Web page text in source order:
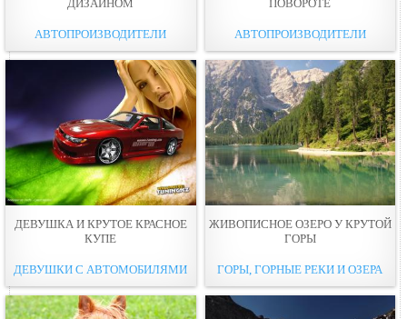
ДИЗАЙНОМ
АВТОПРОИЗВОДИТЕЛИ
ПОВОРОТЕ
АВТОПРОИЗВОДИТЕЛИ
ДЕВУШКА И КРУТОЕ КРАСНОЕ
КУПЕ
ДЕВУШКИ С АВТОМОБИЛЯМИ
ЖИВОПИСНОЕ ОЗЕРО У КРУТОЙ
ГОРЫ
ГОРЫ, ГОРНЫЕ РЕКИ И ОЗЕРА